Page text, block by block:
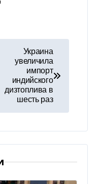
Украина
увеличила
импорт
индийского
дизтоплива в
шесть раз